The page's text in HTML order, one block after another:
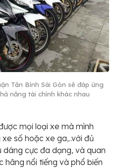
Tân Bình Sài Gòn sẽ đáp ứng
năng tài chính khác nhau
mọi loại xe mà mình
số hoặc xe ga,..với đủ
dáng cực đa dạng, và quan
hãng nổi tiếng và phổ biến